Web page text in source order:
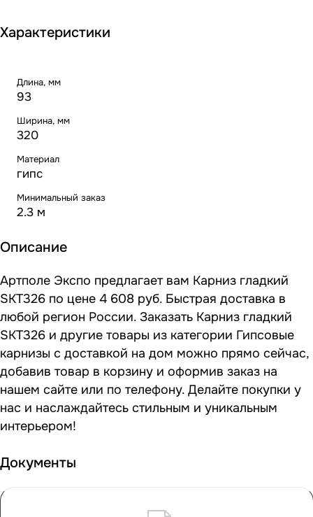
Характеристики
Длина, мм
93
Ширина, мм
320
Материал
гипс
Минимальный заказ
2.3 м
Описание
Артполе Экспо предлагает вам Карниз гладкий
SKT326 по цене 4 608 руб. Быстрая доставка в
любой регион России. Заказать Карниз гладкий
SKT326 и другие товары из категории Гипсовые
карнизы с доставкой на дом можно прямо сейчас,
добавив товар в корзину и оформив заказ на
нашем сайте или по телефону. Делайте покупки у
нас и наслаждайтесь стильным и уникальным
интерьером!
Документы